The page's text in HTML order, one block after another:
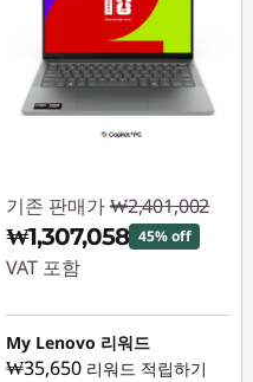
기존 판매가 ₩2,401,002
₩1,307,058 45% off
VAT 포함
즉시 할인: :-
₩1,093,944
My Lenovo 리워드
₩35,650 리워드 적립하기